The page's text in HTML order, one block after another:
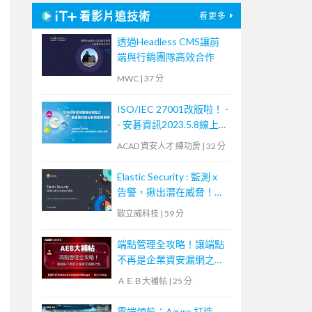
看影片追技術 看更多
透過Headless CMS讓前
端與行銷團隊高效合作
MWC | 37 分
ISO/IEC 27001改版啦！ -
- 安碁資訊2023.5.8線上研
討會摘要
ACAD 資安人才 練功房 | 32 分
Elastic Security : 監測 x
告警，揪出潛在威脅！
【Webinar：Elastic 系列
歐立威科技 | 59 分
端點管理全攻略！讓端點
不再是企業資安漏網之魚
【宏碁資訊網路學堂】
ＡＥＢ大補帖 | 25 分